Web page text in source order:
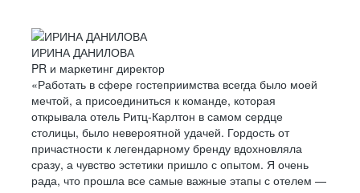
ИРИНА ДАНИЛОВА
PR и маркетинг директор
«Работать в сфере гостеприимства всегда было моей
мечтой, а присоединиться к команде, которая
открывала отель Ритц-Карлтон в самом сердце
столицы, было невероятной удачей. Гордость от
причастности к легендарному бренду вдохновляла
сразу, а чувство эстетики пришло с опытом. Я очень
рада, что прошла все самые важные этапы с отелем —